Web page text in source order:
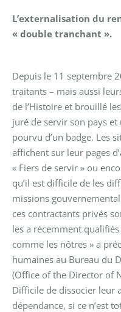
L’externalisation du
« double tranchant ».
Depuis le 11 septembre
traitants – mais aussi
de l’Histoire et brouillé
juré de servir son pays
pourvu d’un badge. Les
affichent sur leur pages
« Fiers de servir » ou
qu’il est difficile de les
missions
ces contractants privés
les a récemment
comme les nôtres » a
humaines au Bureau du
(Office of the Director of
Difficile de dissocier leur
dépendance, si ce n’est